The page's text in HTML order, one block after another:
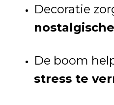
Decoratie
De boom
stress te